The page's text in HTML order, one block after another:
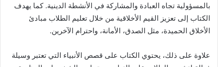
بالمسؤولية تجاه العبادة والمشاركة في الأنشطة الدينية. كما يهدف
الكتاب إلى تعزيز القيم الأخلاقية من خلال تعليم الطلاب مبادئ
الأخلاق الحميدة، مثل الصدق، الأمانة، واحترام الآخرين.
علاوة على ذلك، يحتوي الكتاب على قصص الأنبياء التي تعتبر وسيلة